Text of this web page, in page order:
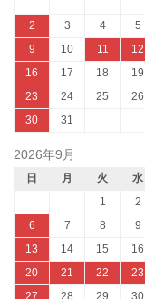
2
3 4 5
9
10 11 12
16
17 18 19
23
24 25 26
30
31
2026年9月
日 月 火 水
1
2
6
7 8 9
13
14 15 16
20
21 22 23
27
28 29 30